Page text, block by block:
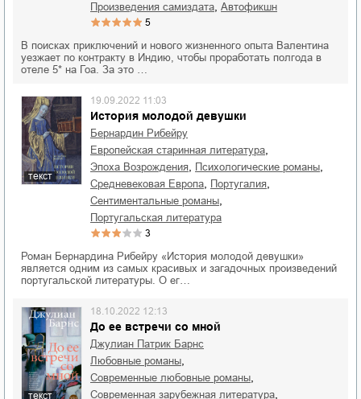
Произведения самиздата автофикшн
5
В поисках приключений и нового жизненного опыта Валентина
уезжает по контракту в Индию, чтобы проработать полгода в
отеле 5* на Гоа. За это …
текст
История молодой девушки
19.09.2022 11:03
Бернардин Рибейру
европейская старинная литература
эпоха Возрождения психологические романы
средневековая Европа Португалия
сентиментальные романы
португальская литература
3
Роман Бернардина Рибейру «История молодой девушки»
является одним из самых красивых и загадочных произведений
португальской литературы. О ег…
текст
До ее встречи со мной
18.10.2022 12:13
Джулиан Патрик Барнс
любовные романы
современные любовные романы
современная зарубежная литература